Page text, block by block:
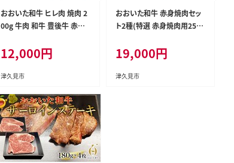
おおいた和牛 ヒレ肉 焼肉 2
00g 牛肉 和牛 豊後牛 赤身
産 九州産 津久見市 熨斗対
12,000円
津久見市
おおいた和牛 赤身焼肉セッ
ト2種(特選 赤身焼肉用250g
ブランド牛 黒毛和牛 ミスジ
サンカク もも肉 赤身肉 焼き
肉 焼肉 バーベキュー 大分県
19,000円
津久見市